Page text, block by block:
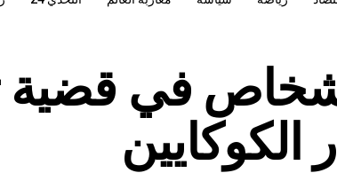
..توقيف 6 أشخاص في
الكوكايين